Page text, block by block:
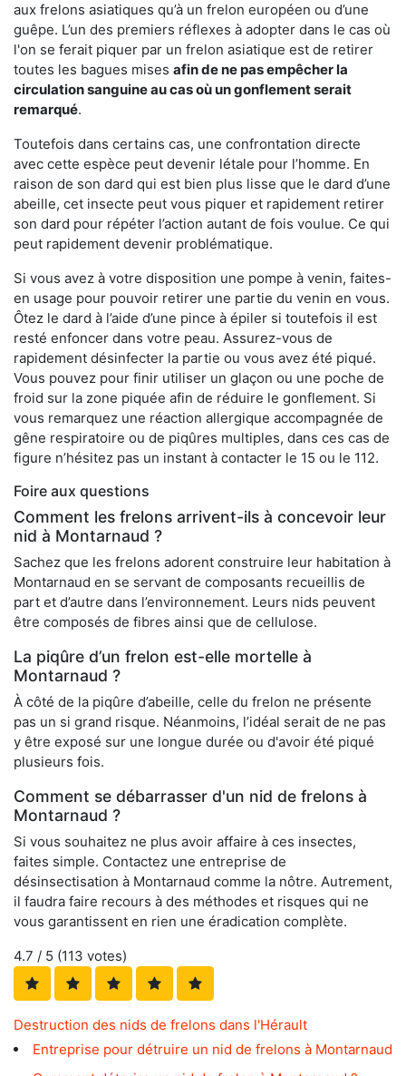
aux frelons asiatiques qu’à un frelon européen ou d’une
guêpe. L’un des premiers réflexes à adopter dans le cas où
l'on se ferait piquer par un frelon asiatique est de retirer
toutes les bagues mises afin de ne pas empêcher la
circulation sanguine au cas où un gonflement serait
remarqué.
Toutefois dans certains cas, une confrontation directe
avec cette espèce peut devenir létale pour l’homme. En
raison de son dard qui est bien plus lisse que le dard d’une
abeille, cet insecte peut vous piquer et rapidement retirer
son dard pour répéter l’action autant de fois voulue. Ce qui
peut rapidement devenir problématique.
Si vous avez à votre disposition une pompe à venin, faites-
en usage pour pouvoir retirer une partie du venin en vous.
Ôtez le dard à l’aide d’une pince à épiler si toutefois il est
resté enfoncer dans votre peau. Assurez-vous de
rapidement désinfecter la partie ou vous avez été piqué.
Vous pouvez pour finir utiliser un glaçon ou une poche de
froid sur la zone piquée afin de réduire le gonflement. Si
vous remarquez une réaction allergique accompagnée de
gêne respiratoire ou de piqûres multiples, dans ces cas de
figure n’hésitez pas un instant à contacter le 15 ou le 112.
Foire aux questions
Comment les frelons arrivent-ils à concevoir leur
nid à Montarnaud ?
Sachez que les frelons adorent construire leur habitation à
Montarnaud en se servant de composants recueillis de
part et d’autre dans l’environnement. Leurs nids peuvent
être composés de fibres ainsi que de cellulose.
La piqûre d’un frelon est-elle mortelle à
Montarnaud ?
À côté de la piqûre d’abeille, celle du frelon ne présente
pas un si grand risque. Néanmoins, l’idéal serait de ne pas
y être exposé sur une longue durée ou d'avoir été piqué
plusieurs fois.
Comment se débarrasser d'un nid de frelons à
Montarnaud ?
Si vous souhaitez ne plus avoir affaire à ces insectes,
faites simple. Contactez une entreprise de
désinsectisation à Montarnaud comme la nôtre. Autrement,
il faudra faire recours à des méthodes et risques qui ne
vous garantissent en rien une éradication complète.
4.7 / 5 (113 votes)
Destruction des nids de frelons dans l'Hérault
Entreprise pour détruire un nid de frelons à Montarnaud